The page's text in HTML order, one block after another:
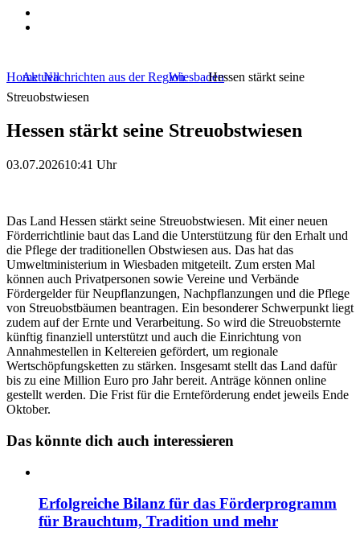
HomeAktuellNachrichten aus der RegionWiesbadenHessen stärkt seine
Streuobstwiesen
Hessen stärkt seine Streuobstwiesen
03.07.202610:41 Uhr
Das Land Hessen stärkt seine Streuobstwiesen. Mit einer neuen
Förderrichtlinie baut das Land die Unterstützung für den Erhalt und
die Pflege der traditionellen Obstwiesen aus. Das hat das
Umweltministerium in Wiesbaden mitgeteilt. Zum ersten Mal
können auch Privatpersonen sowie Vereine und Verbände
Fördergelder für Neupflanzungen, Nachpflanzungen und die Pflege
von Streuobstbäumen beantragen. Ein besonderer Schwerpunkt liegt
zudem auf der Ernte und Verarbeitung. So wird die Streuobsternte
künftig finanziell unterstützt und auch die Einrichtung von
Annahmestellen in Keltereien gefördert, um regionale
Wertschöpfungsketten zu stärken. Insgesamt stellt das Land dafür
bis zu eine Million Euro pro Jahr bereit. Anträge können online
gestellt werden. Die Frist für die Ernteförderung endet jeweils Ende
Oktober.
Das könnte dich auch interessieren
Erfolgreiche Bilanz für das Förderprogramm
für Brauchtum, Tradition und mehr